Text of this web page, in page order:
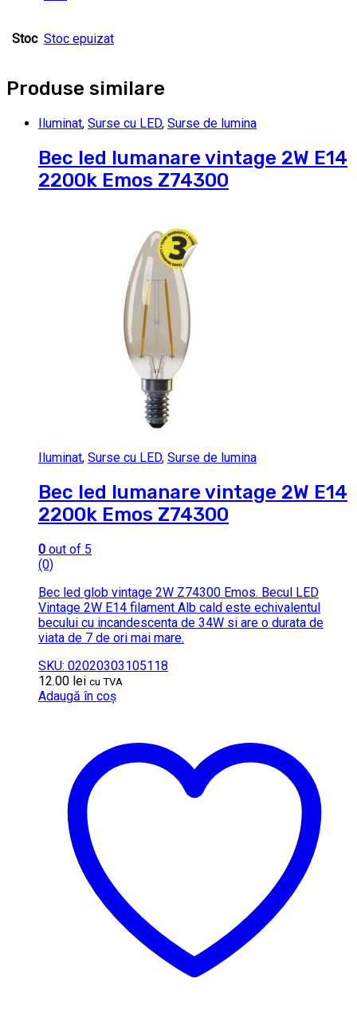
Stoc Stoc epuizat
Produse similare
Iluminat, Surse cu LED, Surse de lumina
Bec led lumanare vintage 2W E14
2200k Emos Z74300
Iluminat, Surse cu LED, Surse de lumina
Bec led lumanare vintage 2W E14
2200k Emos Z74300
0 out of 5
(0)
Bec led glob vintage 2W Z74300 Emos. Becul LED
Vintage 2W E14 filament Alb cald este echivalentul
becului cu incandescenta de 34W si are o durata de
viata de 7 de ori mai mare.
SKU: 02020303105118
12.00 lei cu TVA
Adaugă în coș